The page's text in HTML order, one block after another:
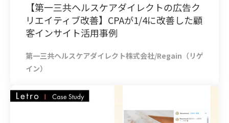
【第一三共ヘルスケアダイレクトの広告ク
リエイティブ改善】CPAが1/4に改善した顧
客インサイト活用事例
第一三共ヘルスケアダイレクト株式会社/Regain（リゲ
イン）